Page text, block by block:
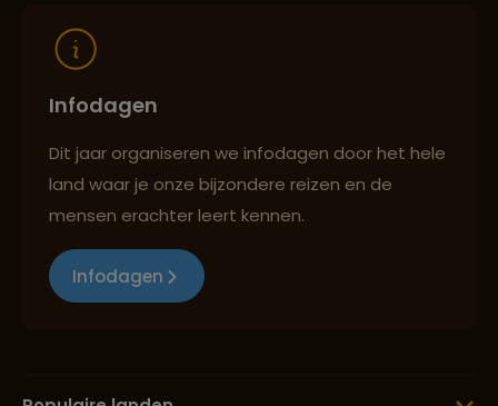
Infodagen
Dit jaar organiseren we infodagen door het hele
land waar je onze bijzondere reizen en de
mensen erachter leert kennen.
Infodagen